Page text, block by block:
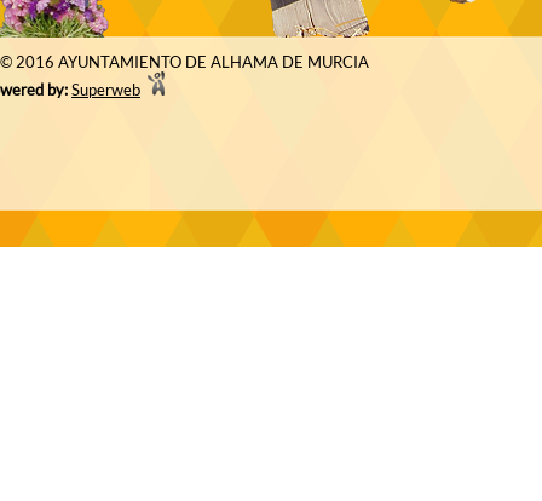
© 2016 AYUNTAMIENTO DE ALHAMA DE MURCIA
by:Superweb